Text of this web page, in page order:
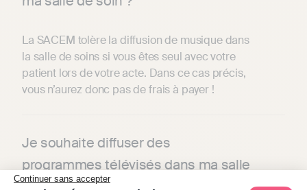
Continuer sans accepter
La SACEM tolère la diffusion de musique dans
la salle de soins si vous êtes seul avec votre
patient lors de votre acte. Dans ce cas précis,
vous n’aurez donc pas de frais à payer !
Je souhaite diffuser des
programmes télévisés dans ma salle
d’attente, comment faire ?